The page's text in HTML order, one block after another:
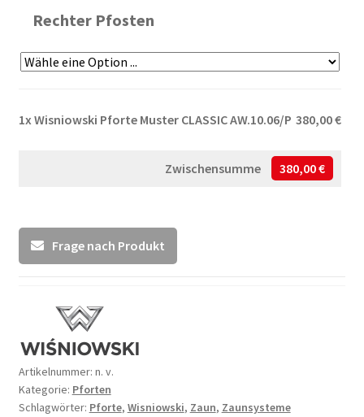
Rechter Pfosten
1x Wisniowski Pforte Muster CLASSIC AW.10.06/P 380,00 €
Zwischensumme 380,00 €
Frage nach Produkt
Artikelnummer: n. v.
Kategorie: Pforten
Schlagwörter: Pforte, Wisniowski, Zaun, Zaunsysteme